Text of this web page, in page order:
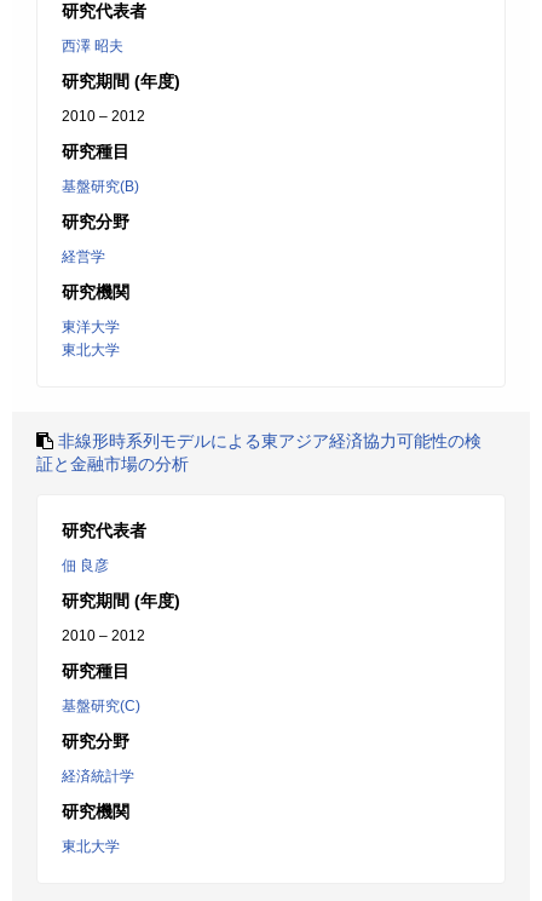
研究代表者
西澤 昭夫
研究期間 (年度)
2010 – 2012
研究種目
基盤研究(B)
研究分野
経営学
研究機関
東洋大学
東北大学
非線形時系列モデルによる東アジア経済協力可能性の検
証と金融市場の分析
研究代表者
佃 良彦
研究期間 (年度)
2010 – 2012
研究種目
基盤研究(C)
研究分野
経済統計学
研究機関
東北大学